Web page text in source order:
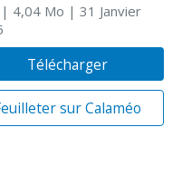
4,04 Mo | 31 Janvier
Télécharger
sur Calaméo